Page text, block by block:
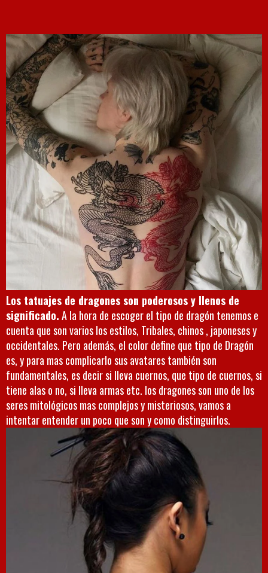
Los tatuajes de dragones son poderosos y llenos de
significado.A la hora de escoger el tipo de dragón tenemos e
cuenta que son varios los estilos, Tribales, chinos , japoneses y
occidentales. Pero además, el color define que tipo de Dragón
es, y para mas complicarlo sus avatares también son
fundamentales, es decir si lleva cuernos, que tipo de cuernos, si
tiene alas o no, si lleva armas etc. los dragones son uno de los
seres mitológicos mas complejos y misteriosos, vamos a
intentar entender un poco que son y como distinguirlos.